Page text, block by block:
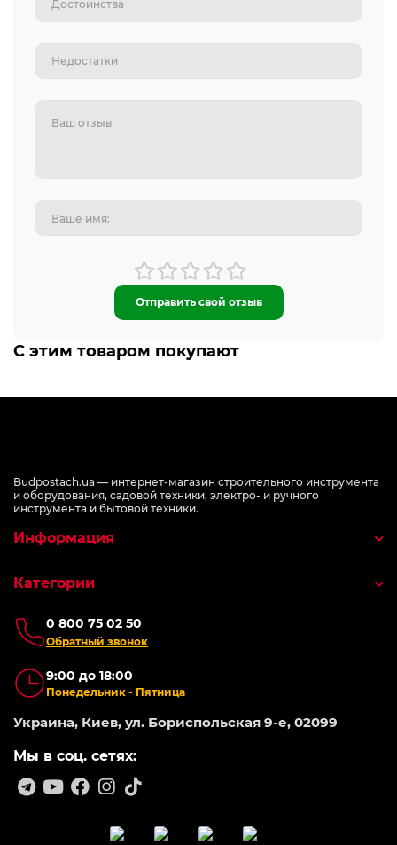
Отправить свой отзыв
С этим товаром покупают
Budpostach.ua — интернет-магазин строительного инструмента
и оборудования, садовой техники, электро- и ручного
инструмента и бытовой техники.
0 800 75 02 50
Обратный звонок
9:00 до 18:00
Понедельник - Пятница
Украина, Киев, ул. Бориспольская 9-е, 02099
Мы в соц. сетях:
Информация
Категории